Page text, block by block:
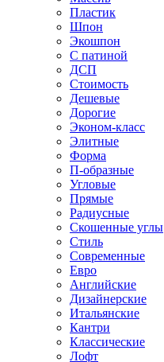
Пластик
Шпон
Экошпон
С патиной
ДСП
Стоимость
Дешевые
Дорогие
Эконом-класс
Элитные
Форма
П-образные
Угловые
Прямые
Радиусные
Скошенные углы
Стиль
Современные
Евро
Английские
Дизайнерские
Итальянские
Кантри
Классические
Лофт